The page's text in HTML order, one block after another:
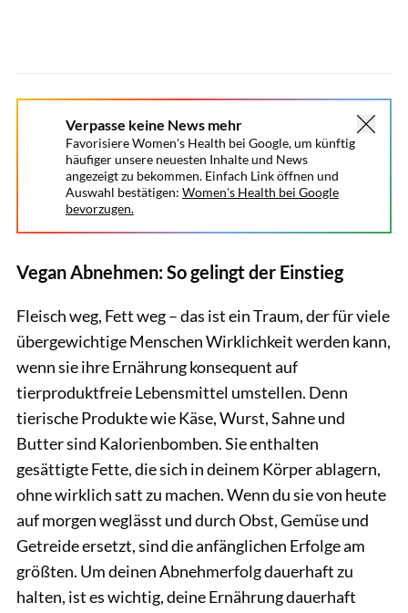
Verpasse keine News mehr
Favorisiere Women's Health bei Google, um künftig
häufiger unsere neuesten Inhalte und News
angezeigt zu bekommen. Einfach Link öffnen und
Auswahl bestätigen: Women's Health bei Google
bevorzugen.
Vegan Abnehmen: So gelingt der Einstieg
Fleisch weg, Fett weg – das ist ein Traum, der für viele
übergewichtige Menschen Wirklichkeit werden kann,
wenn sie ihre Ernährung konsequent auf
tierproduktfreie Lebensmittel umstellen. Denn
tierische Produkte wie Käse, Wurst, Sahne und
Butter sind Kalorienbomben. Sie enthalten
gesättigte Fette, die sich in deinem Körper ablagern,
ohne wirklich satt zu machen. Wenn du sie von heute
auf morgen weglässt und durch Obst, Gemüse und
Getreide ersetzt, sind die anfänglichen Erfolge am
größten. Um deinen Abnehmerfolg dauerhaft zu
halten, ist es wichtig, deine Ernährung dauerhaft